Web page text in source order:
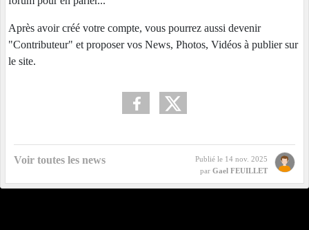
Après avoir créé votre compte, vous pourrez aussi devenir
"Contributeur" et proposer vos News, Photos, Vidéos à publier sur
le site.
Voir toutes les news Publié le 14 nov. 2025
par Gael FEUILLET